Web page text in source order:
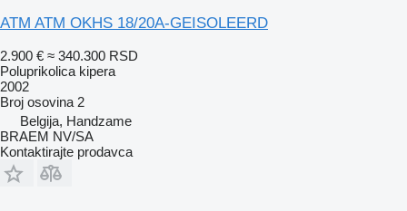
ATM ATM OKHS 18/20A-GEISOLEERD
2.900 € ≈ 340.300 RSD
Poluprikolica kipera
2002
Broj osovina 2
Belgija, Handzame
BRAEM NV/SA
Kontaktirajte prodavca